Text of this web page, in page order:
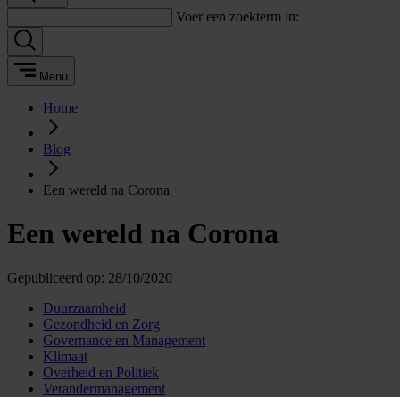
Voer een zoekterm in:
Menu
Home
Blog
Een wereld na Corona
Een wereld na Corona
Gepubliceerd op: 28/10/2020
Duurzaamheid
Gezondheid en Zorg
Governance en Management
Klimaat
Overheid en Politiek
Verandermanagement